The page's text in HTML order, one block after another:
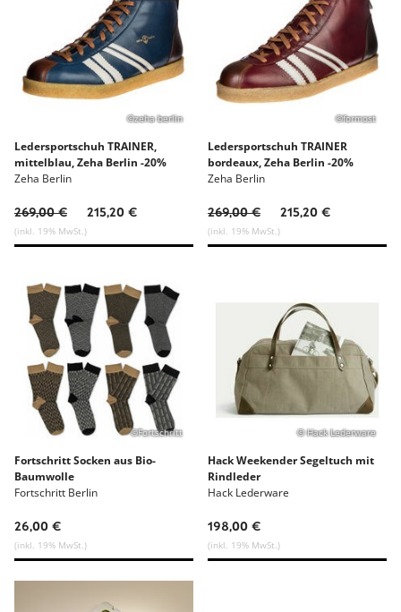
©zeha berlin
Ledersportschuh TRAINER,
mittelblau, Zeha Berlin -20%
Zeha Berlin
269,00 € 215,20 €
(inkl. 19% MwSt.)
©formost
Ledersportschuh TRAINER
bordeaux, Zeha Berlin -20%
Zeha Berlin
269,00 € 215,20 €
(inkl. 19% MwSt.)
©Fortschritt
Fortschritt Socken aus Bio-
Baumwolle
Fortschritt Berlin
26,00 €
(inkl. 19% MwSt.)
© Hack Lederware
Hack Weekender Segeltuch mit
Rindleder
Hack Lederware
198,00 €
(inkl. 19% MwSt.)